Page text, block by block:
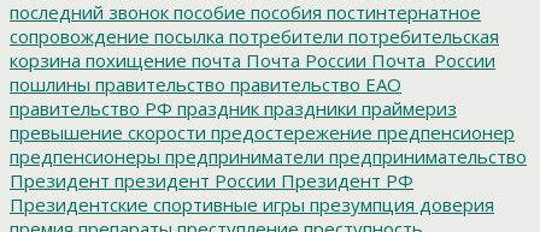
последний звонок пособие пособия постинтернатное
сопровождение посылка потребители потребительская
корзина похищение почта Почта России Почта_России
пошлины правительство правительство ЕАО
правительство РФ праздник праздники праймериз
превышение скорости предостережение предпенсионер
предпенсионеры предприниматели предпринимательство
Президент президент России Президент РФ
Президентские спортивные игры презумпция доверия